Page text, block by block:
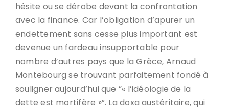
hésite ou se dérobe devant la confrontation
avec la finance. Car l’obligation d’apurer un
endettement sans cesse plus important est
devenue un fardeau insupportable pour
nombre d’autres pays que la Grèce, Arnaud
Montebourg se trouvant parfaitement fondé à
souligner aujourd’hui que ”« l’idéologie de la
dette est mortifère »”. La doxa austéritaire, qui